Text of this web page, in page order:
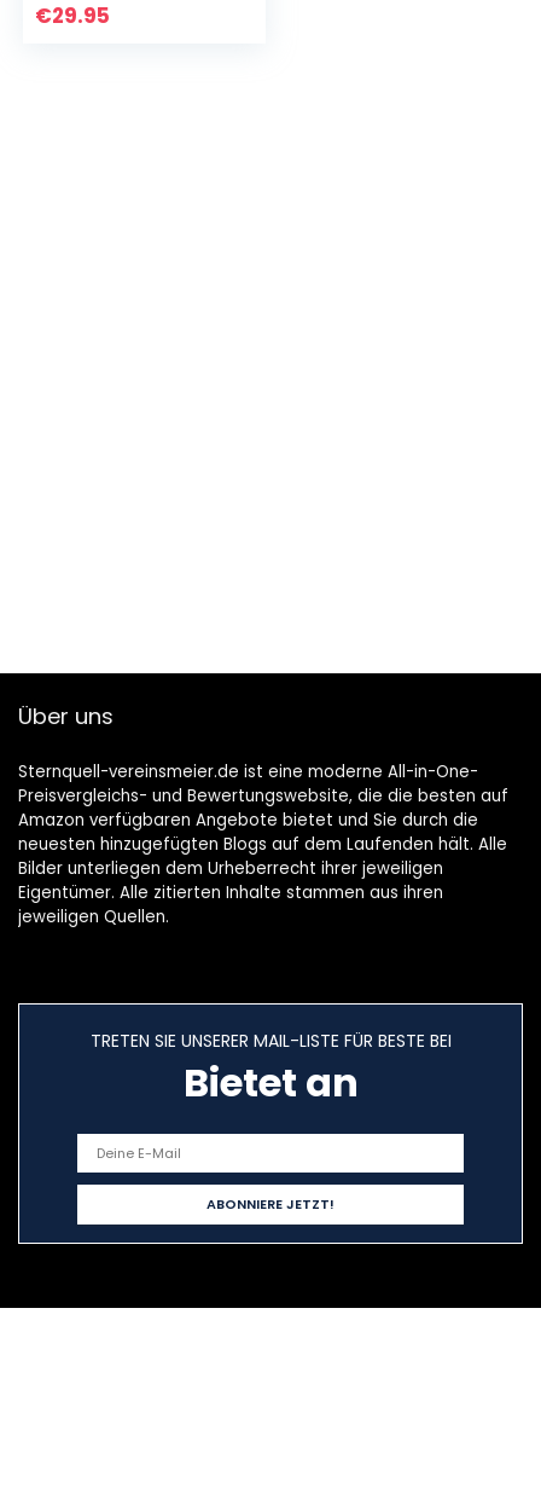
€29.95
Über uns
Sternquell-vereinsmeier.de ist eine moderne All-in-One-
Preisvergleichs- und Bewertungswebsite, die die besten auf
Amazon verfügbaren Angebote bietet und Sie durch die
neuesten hinzugefügten Blogs auf dem Laufenden hält. Alle
Bilder unterliegen dem Urheberrecht ihrer jeweiligen
Eigentümer. Alle zitierten Inhalte stammen aus ihren
jeweiligen Quellen.
TRETEN SIE UNSERER MAIL-LISTE FÜR BESTE BEI
Bietet an